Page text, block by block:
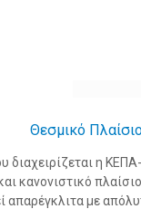
Θεσμικό
διαχειρίζεται η
κανονιστικό
απαρέγκλιτα με